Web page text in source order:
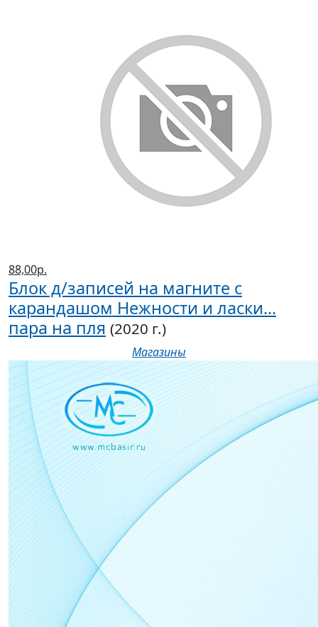
88,00р.
Блок д/записей на магните с
карандашом Нежности и ласки...
пара на пля (2020 г.)
Магазины